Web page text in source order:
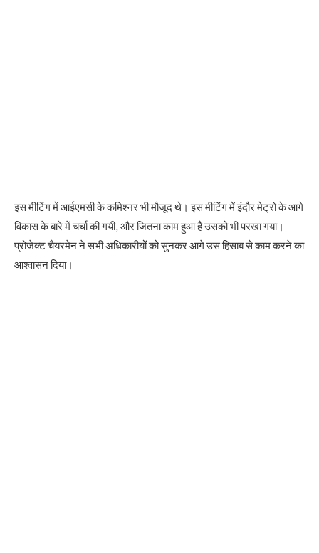
इस मीटिंग में आईएमसी के कमिश्नर भी मौजूद थे। इस मीटिंग में इंदौर मेट्रो के आगे
विकास के बारे में चर्चा की गयी, और जितना काम हुआ है उसको भी परखा गया।
प्रोजेक्ट चैयरमेन ने सभी अधिकारीयों को सुनकर आगे उस हिसाब से काम करने का
आश्वासन दिया।